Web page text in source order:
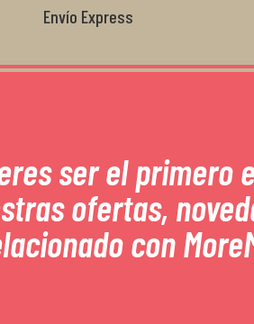
Envío Express
ser el primero
ofertas,
con